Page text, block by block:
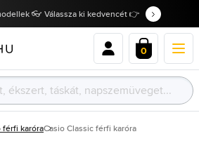
👓 Válassza ki kedvencét 👉
0
férfi karóraCasio Classic férfi karóra